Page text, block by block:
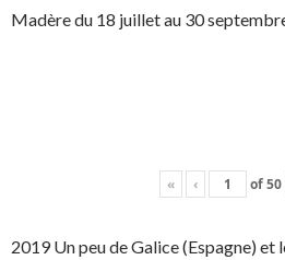
Madère du 18 juillet au 30
« ‹ of50
2019 Un peu de Galice (Espagne) et